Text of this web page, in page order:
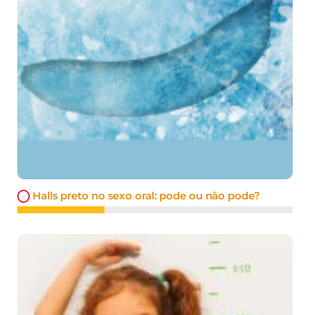
Halls preto no sexo oral: pode ou não pode?